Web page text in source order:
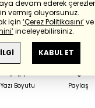
Altında
Yazı Boyutu Paylaş
devam ederek
vermiş oluyorsunuz.
için ‘Çerez Politikasını’ve
inceleyebilirsiniz.
KABUL ET
Translate
Transletekullanılmıştır.
haberturk.com
değildir.